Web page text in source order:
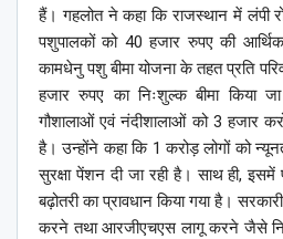
हैं। गहलोत ने कहा कि राजस्थान में
पशुपालकों को 40 हजार रुपए की
कामधेनु पशु बीमा योजना के तहत प्रति
हजार रुपए का निःशुल्क बीमा किया जा
गौशालाओं एवं नंदीशालाओं को 3 हजार
है। उन्होंने कहा कि 1 करोड़ लोगों को
सुरक्षा पेंशन दी जा रही है। साथ ही, इसमें
बढ़ोतरी का प्रावधान किया गया है।
करने तथा आरजीएचएस लागू करने जैसे